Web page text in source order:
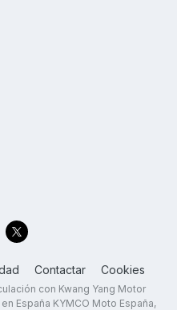
Contactar Cookies
con Kwang Yang Motor
España KYMCO Moto España,